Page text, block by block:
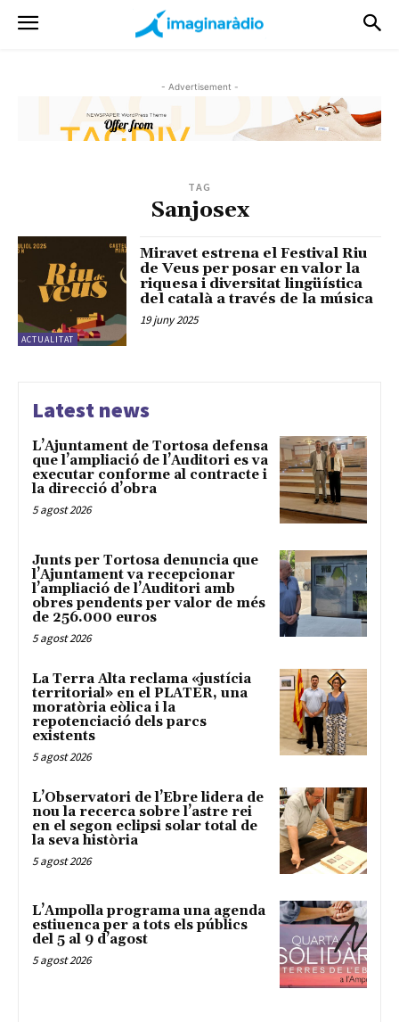
- Advertisement -
TAG
Sanjosex
ACTUALITAT
Miravet estrena el Festival Riu
de Veus per posar en valor la
riquesa i diversitat lingüística
del català a través de la música
19 juny 2025
Latest news
L’Ajuntament de Tortosa defensa
que l’ampliació de l’Auditori es va
executar conforme al contracte i
la direcció d’obra
5 agost 2026
Junts per Tortosa denuncia que
l’Ajuntament va recepcionar
l’ampliació de l’Auditori amb
obres pendents per valor de més
de 256.000 euros
5 agost 2026
La Terra Alta reclama «justícia
territorial» en el PLATER, una
moratòria eòlica i la
repotenciació dels parcs
existents
5 agost 2026
L’Observatori de l’Ebre lidera de
nou la recerca sobre l’astre rei
en el segon eclipsi solar total de
la seva història
5 agost 2026
L’Ampolla programa una agenda
estiuenca per a tots els públics
del 5 al 9 d’agost
5 agost 2026